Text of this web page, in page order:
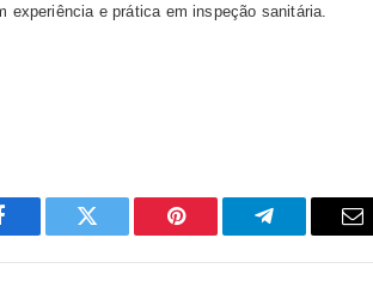
e prática em inspeção sanitária.
Twitter Pinterest TelegramaE-